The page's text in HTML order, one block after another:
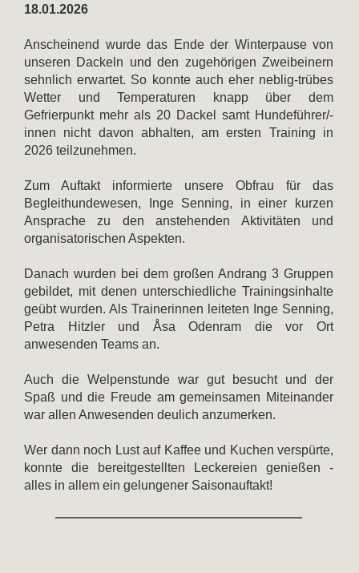
18.01.2026
Anscheinend wurde das Ende der Winterpause von
unseren Dackeln und den zugehörigen Zweibeinern
sehnlich erwartet. So konnte auch eher neblig-trübes
Wetter und Temperaturen knapp über dem
Gefrierpunkt mehr als 20 Dackel samt Hundeführer/-
innen nicht davon abhalten, am ersten Training in
2026 teilzunehmen.
Zum Auftakt informierte unsere Obfrau für das
Begleithundewesen, Inge Senning, in einer kurzen
Ansprache zu den anstehenden Aktivitäten und
organisatorischen Aspekten.
Danach wurden bei dem großen Andrang 3 Gruppen
gebildet, mit denen unterschiedliche Trainingsinhalte
geübt wurden. Als Trainerinnen leiteten Inge Senning,
Petra Hitzler und Åsa Odenram die vor Ort
anwesenden Teams an.
Auch die Welpenstunde war gut besucht und der
Spaß und die Freude am gemeinsamen Miteinander
war allen Anwesenden deulich anzumerken.
Wer dann noch Lust auf Kaffee und Kuchen verspürte,
konnte die bereitgestellten Leckereien genießen -
alles in allem ein gelungener Saisonauftakt!